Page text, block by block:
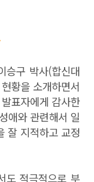
승구 박사(합신대
황을 소개하면서
표자에게 감사한
애와 관련해서 일
잘 지적하고 교정
도 적극적으로 부